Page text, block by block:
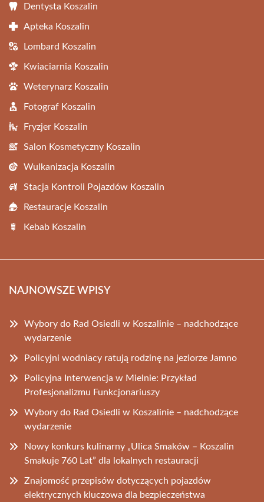
Dentysta Koszalin
Apteka Koszalin
Lombard Koszalin
Kwiaciarnia Koszalin
Weterynarz Koszalin
Fotograf Koszalin
Fryzjer Koszalin
Salon Kosmetyczny Koszalin
Wulkanizacja Koszalin
Stacja Kontroli Pojazdów Koszalin
Restauracje Koszalin
Kebab Koszalin
NAJNOWSZE WPISY
Wybory do Rad Osiedli w Koszalinie – nadchodzące
wydarzenie
Policyjni wodniacy ratują rodzinę na jeziorze Jamno
Policyjna Interwencja w Mielnie: Przykład
Profesjonalizmu Funkcjonariuszy
Wybory do Rad Osiedli w Koszalinie – nadchodzące
wydarzenie
Nowy konkurs kulinarny „Ulica Smaków – Koszalin
Smakuje 760 Lat” dla lokalnych restauracji
Znajomość przepisów dotyczących pojazdów
elektrycznych kluczowa dla bezpieczeństwa